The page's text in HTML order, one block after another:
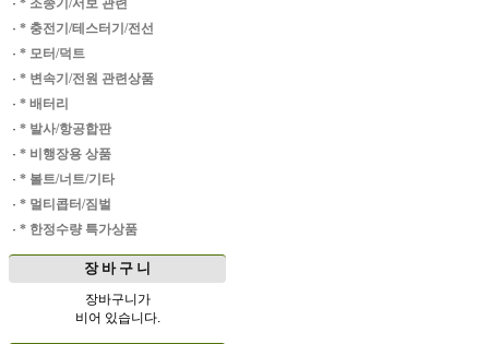
· * 조종기/서보 관련
· * 충전기/테스터기/전선
· * 모터/덕트
· * 변속기/전원 관련상품
· * 배터리
· * 발사/항공합판
· * 비행장용 상품
· * 볼트/너트/기타
· * 멀티콥터/짐벌
· * 한정수량 특가상품
장 바 구 니
장바구니가
비어 있습니다.